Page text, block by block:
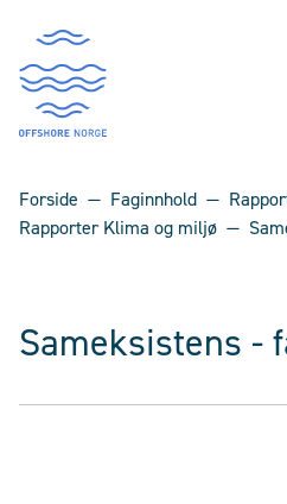
Forside Faginnhold
Rapporter Klima og miljø
Sameksistens -